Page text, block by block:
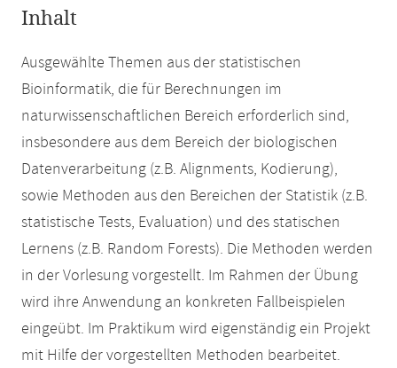
Inhalt
Ausgewählte Themen aus der statistischen
Bioinformatik, die für Berechnungen im
naturwissenschaftlichen Bereich erforderlich sind,
insbesondere aus dem Bereich der biologischen
Datenverarbeitung (z.B. Alignments, Kodierung),
sowie Methoden aus den Bereichen der Statistik (z.B.
statistische Tests, Evaluation) und des statischen
Lernens (z.B. Random Forests). Die Methoden werden
in der Vorlesung vorgestellt. Im Rahmen der Übung
wird ihre Anwendung an konkreten Fallbeispielen
eingeübt. Im Praktikum wird eigenständig ein Projekt
mit Hilfe der vorgestellten Methoden bearbeitet.